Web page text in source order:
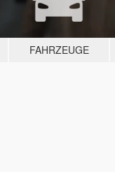
FAHRZEUGE